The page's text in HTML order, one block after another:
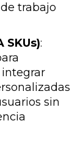
trabajo
SKUs):
integrar
sin